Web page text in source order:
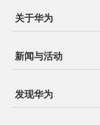
关于华为
新闻与活动
发现华为